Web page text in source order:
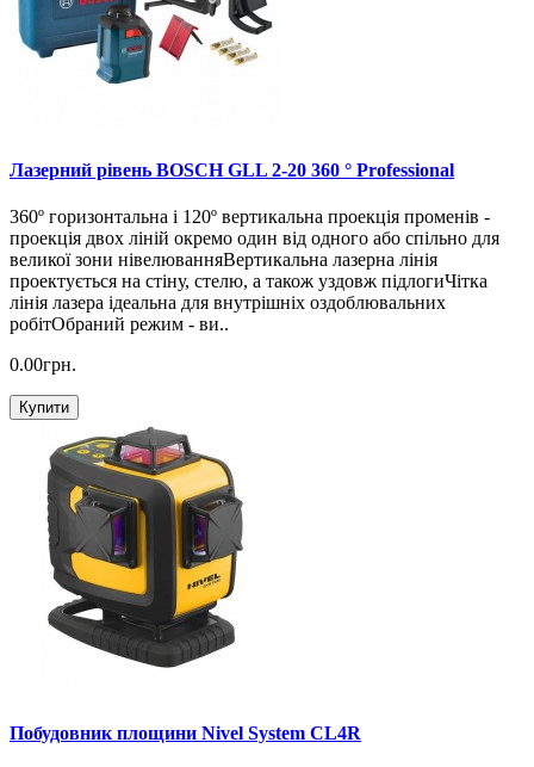
Лазерний рівень BOSCH GLL 2-20 360 ° Professional
360º горизонтальна і 120º вертикальна проекція променів -
проекція двох ліній окремо один від одного або спільно для
великої зони нівелюванняВертикальна лазерна лінія
проектується на стіну, стелю, а також уздовж підлогиЧітка
лінія лазера ідеальна для внутрішніх оздоблювальних
робітОбраний режим - ви..
0.00грн.
Купити
Побудовник площини Nivel System CL4R